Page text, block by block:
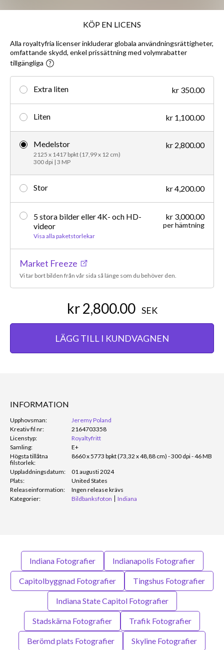
KÖP EN LICENS
Alla royaltyfria licenser inkluderar globala användningsrättigheter,
omfattande skydd, enkel prissättning med volymrabatter
tillgängliga
Extra liten kr 350.00
Liten kr 1,100.00
Medelstor
2125 x 1417 bpkt (17,99 x 12 cm)
300 dpi | 3 MP
kr 2,800.00
Stor kr 4,200.00
5 stora bilder eller 4K- och HD-
videor
Visa alla paketstorlekar
kr 3,000.00
per hämtning
Market Freeze
Vi tar bort bilden från vår sida så länge som du behöver den.
kr 2,800.00 SEK
LÄGG TILL I KUNDVAGNEN
INFORMATION
Upphovsman:
Jeremy Poland
Kreativ fil nr:
2164703358
Licenstyp:
Royaltyfritt
Samling:
E+
Högsta tillåtna
filstorlek:
8660 x 5773 bpkt (73,32 x 48,88 cm) - 300 dpi - 46 MB
Uppladdningsdatum:
01 augusti 2024
Plats:
United States
Releaseinformation:
Ingen release krävs
Kategorier:
Bildbanksfoton Indiana
Indiana Fotografier Indianapolis Fotografier
Capitolbyggnad Fotografier Tingshus Fotografier
Indiana State Capitol Fotografier
Stadskärna Fotografier Trafik Fotografier
Berömd plats Fotografier Skyline Fotografier